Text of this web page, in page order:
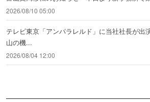
2026/08/10 05:00
テレビ東京「アンパラレルド」に当社社長が
山の機...
2026/08/04 12:00